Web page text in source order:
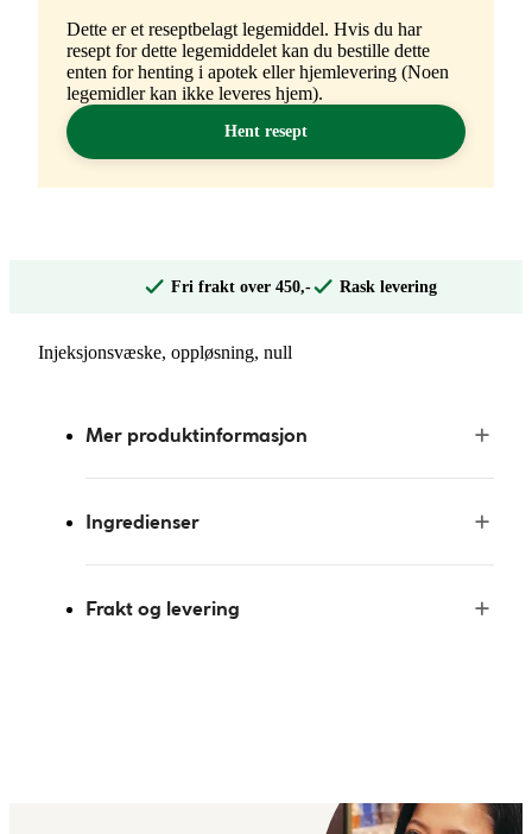
Dette er et reseptbelagt legemiddel. Hvis du har
resept for dette legemiddelet kan du bestille dette
enten for henting i apotek eller hjemlevering (Noen
legemidler kan ikke leveres hjem).
Hent resept
Fri frakt over 450,- Rask levering
Injeksjonsvæske, oppløsning, null
Mer produktinformasjon
Ingredienser
Frakt og levering